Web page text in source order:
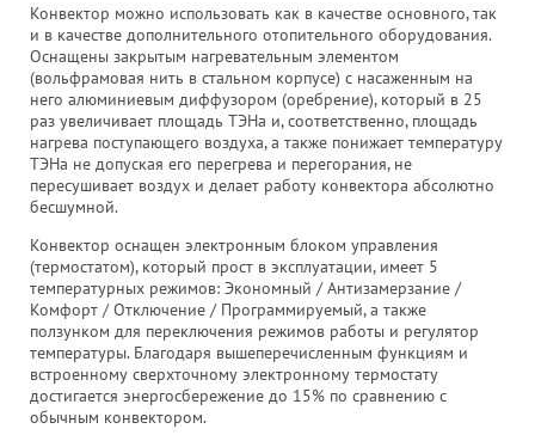
Конвектор можно использовать как в качестве основного, так
и в качестве дополнительного отопительного оборудования.
Оснащены закрытым нагревательным элементом
(вольфрамовая нить в стальном корпусе) с насаженным на
него алюминиевым диффузором (оребрение), который в 25
раз увеличивает площадь ТЭНа и, соответственно, площадь
нагрева поступающего воздуха, а также понижает температуру
ТЭНа не допуская его перегрева и перегорания, не
пересушивает воздух и делает работу конвектора абсолютно
бесшумной.
Конвектор оснащен электронным блоком управления
(термостатом), который прост в эксплуатации, имеет 5
температурных режимов: Экономный / Антизамерзание /
Комфорт / Отключение / Программируемый, а также
ползунком для переключения режимов работы и регулятор
температуры. Благодаря вышеперечисленным функциям и
встроенному сверхточному электронному термостату
достигается энергосбережение до 15% по сравнению с
обычным конвектором.